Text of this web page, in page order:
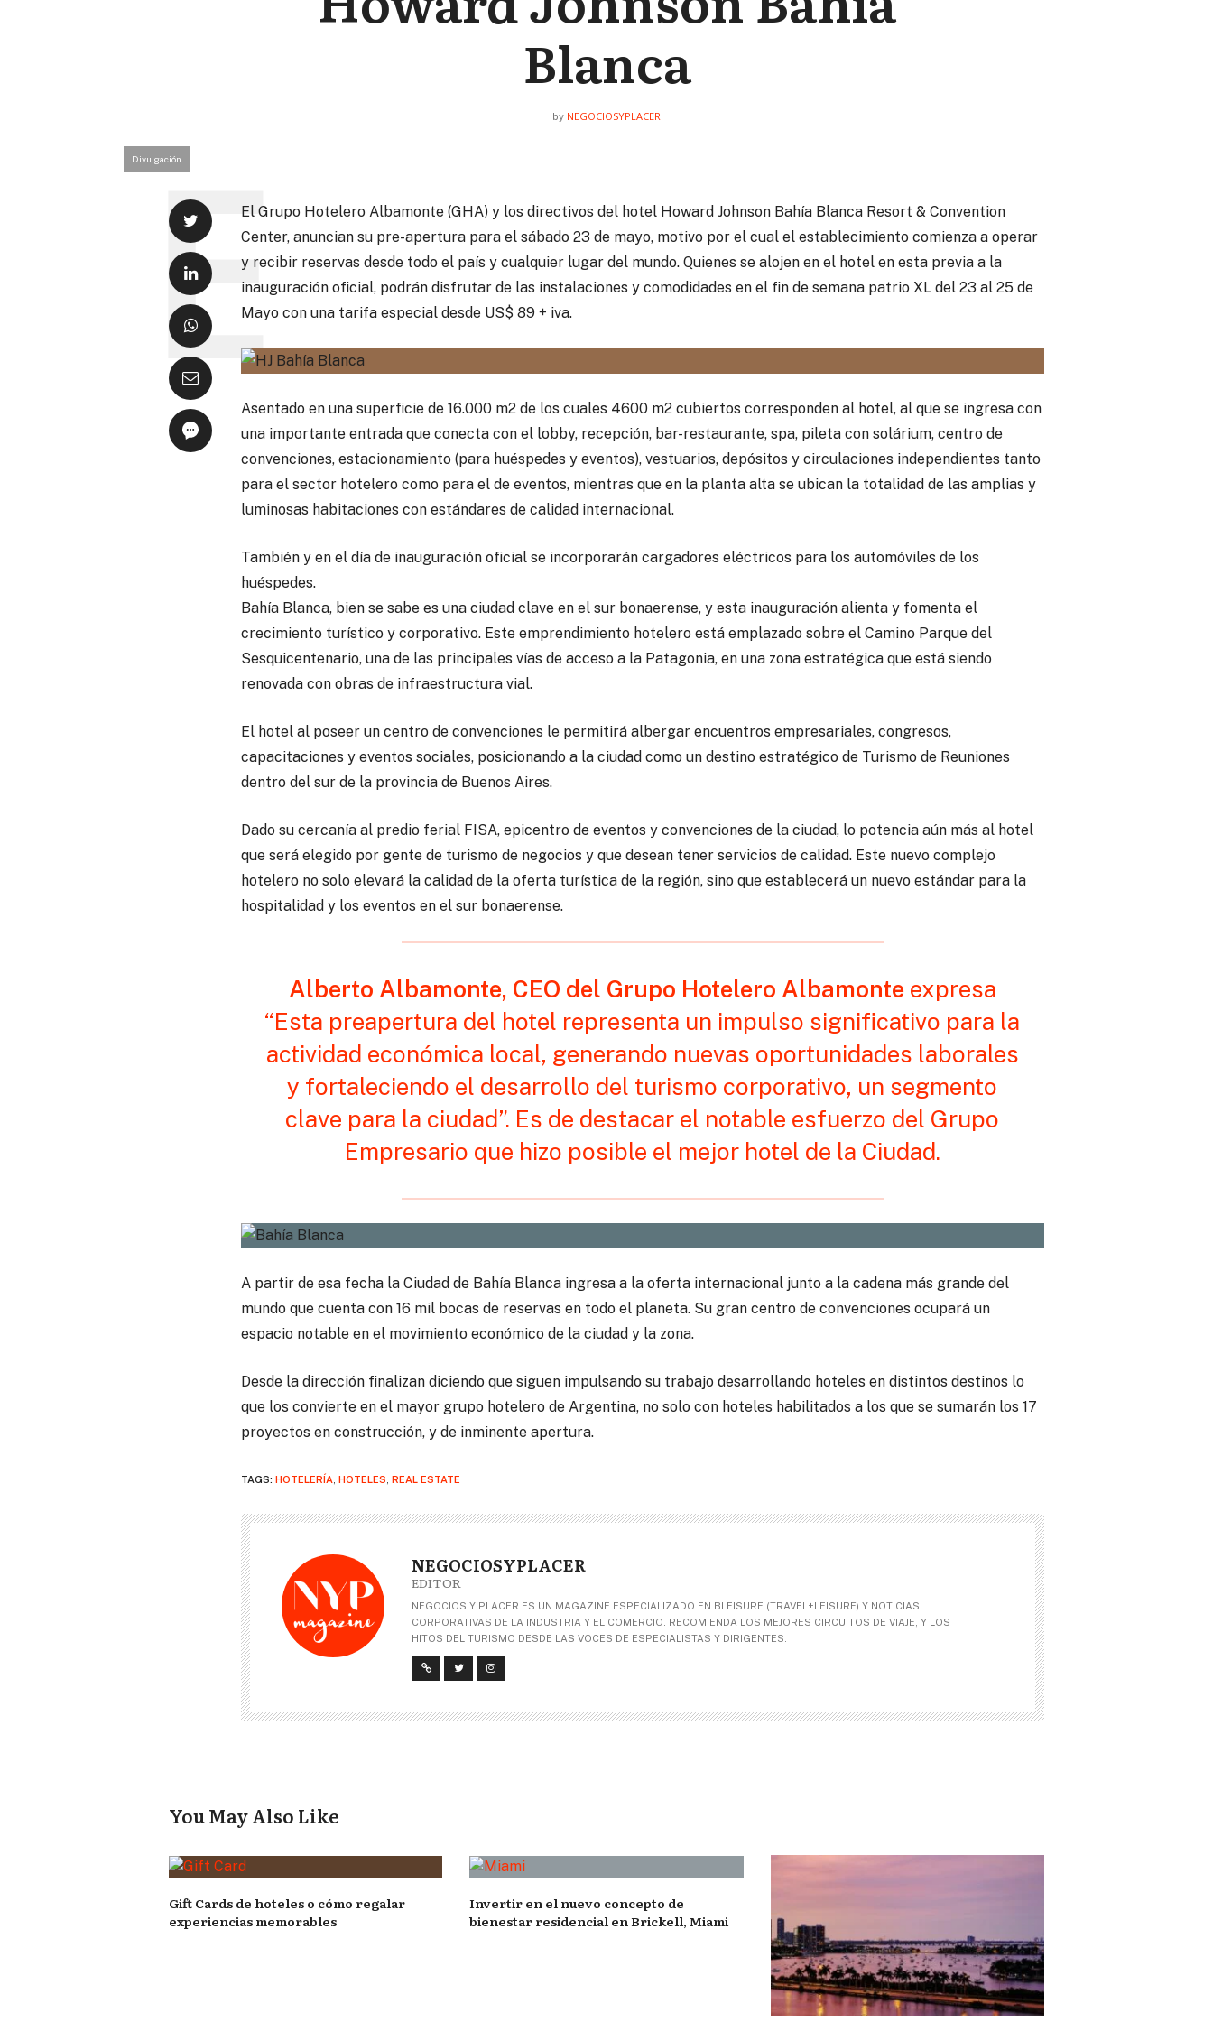
Blanca
by NEGOCIOSYPLACER
Divulgación
El Grupo Hotelero Albamonte (GHA) y los directivos del hotel Howard Johnson Bahía Blanca Resort & Convention
Center, anuncian su pre-apertura para el sábado 23 de mayo, motivo por el cual el establecimiento comienza a operar
y recibir reservas desde todo el país y cualquier lugar del mundo. Quienes se alojen en el hotel en esta previa a la
inauguración oficial, podrán disfrutar de las instalaciones y comodidades en el fin de semana patrio XL del 23 al 25 de
Mayo con una tarifa especial desde US$ 89 + iva.
Asentado en una superficie de 16.000 m2 de los cuales 4600 m2 cubiertos corresponden al hotel, al que se ingresa con
una importante entrada que conecta con el lobby, recepción, bar-restaurante, spa, pileta con solárium, centro de
convenciones, estacionamiento (para huéspedes y eventos), vestuarios, depósitos y circulaciones independientes tanto
para el sector hotelero como para el de eventos, mientras que en la planta alta se ubican la totalidad de las amplias y
luminosas habitaciones con estándares de calidad internacional.
También y en el día de inauguración oficial se incorporarán cargadores eléctricos para los automóviles de los
huéspedes.
Bahía Blanca, bien se sabe es una ciudad clave en el sur bonaerense, y esta inauguración alienta y fomenta el
crecimiento turístico y corporativo. Este emprendimiento hotelero está emplazado sobre el Camino Parque del
Sesquicentenario, una de las principales vías de acceso a la Patagonia, en una zona estratégica que está siendo
renovada con obras de infraestructura vial.
El hotel al poseer un centro de convenciones le permitirá albergar encuentros empresariales, congresos,
capacitaciones y eventos sociales, posicionando a la ciudad como un destino estratégico de Turismo de Reuniones
dentro del sur de la provincia de Buenos Aires.
Dado su cercanía al predio ferial FISA, epicentro de eventos y convenciones de la ciudad, lo potencia aún más al hotel
que será elegido por gente de turismo de negocios y que desean tener servicios de calidad. Este nuevo complejo
hotelero no solo elevará la calidad de la oferta turística de la región, sino que establecerá un nuevo estándar para la
hospitalidad y los eventos en el sur bonaerense.
Alberto Albamonte, CEO del Grupo Hotelero Albamonteexpresa
“Esta preapertura del hotel representa un impulso significativo para la
actividad económica local, generando nuevas oportunidades laborales
y fortaleciendo el desarrollo del turismo corporativo, un segmento
clave para la ciudad”. Es de destacar el notable esfuerzo del Grupo
Empresario que hizo posible el mejor hotel de la Ciudad.
A partir de esa fecha la Ciudad de Bahía Blanca ingresa a la oferta internacional junto a la cadena más grande del
mundo que cuenta con 16 mil bocas de reservas en todo el planeta. Su gran centro de convenciones ocupará un
espacio notable en el movimiento económico de la ciudad y la zona.
Desde la dirección finalizan diciendo que siguen impulsando su trabajo desarrollando hoteles en distintos destinos lo
que los convierte en el mayor grupo hotelero de Argentina, no solo con hoteles habilitados a los que se sumarán los 17
proyectos en construcción, y de inminente apertura.
TAGS: HOTELERÍA HOTELES REAL ESTATE
NEGOCIOSYPLACER
EDITOR
NEGOCIOS Y PLACER ES UN MAGAZINE ESPECIALIZADO EN BLEISURE (TRAVEL+LEISURE) Y NOTICIAS
CORPORATIVAS DE LA INDUSTRIA Y EL COMERCIO. RECOMIENDA LOS MEJORES CIRCUITOS DE VIAJE, Y LOS
HITOS DEL TURISMO DESDE LAS VOCES DE ESPECIALISTAS Y DIRIGENTES.
You May Also Like
Gift Cards de hoteles o cómo regalar
experiencias memorables
Invertir en el nuevo concepto de
bienestar residencial en Brickell, Miami